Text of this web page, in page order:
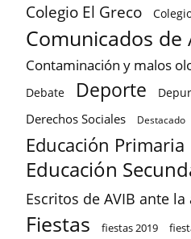
Colegio El Greco
Comunicados de
Contaminación y malos
Debate Deporte
Derechos Sociales Destacado
Educación Primaria
Educación
Escritos de AVIB ante
Fiestas fiestas 2019